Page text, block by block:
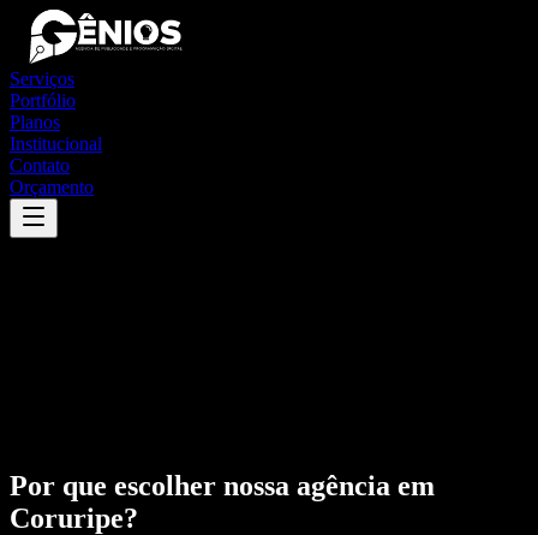
Serviços
Portfólio
Planos
Institucional
Contato
Orçamento
Por que escolher nossa agência em
Coruripe?